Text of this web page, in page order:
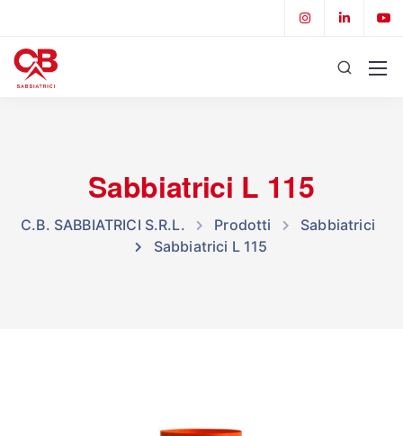
Sabbiatrici L 115
C.B. SABBIATRICI S.R.L. Prodotti
Sabbiatrici
Sabbiatrici L 115